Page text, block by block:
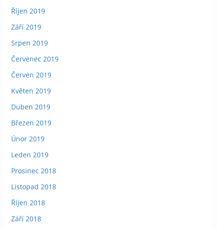
Říjen 2019
Září 2019
Srpen 2019
Červenec 2019
Červen 2019
Květen 2019
Duben 2019
Březen 2019
Únor 2019
Leden 2019
Prosinec 2018
Listopad 2018
Říjen 2018
Září 2018